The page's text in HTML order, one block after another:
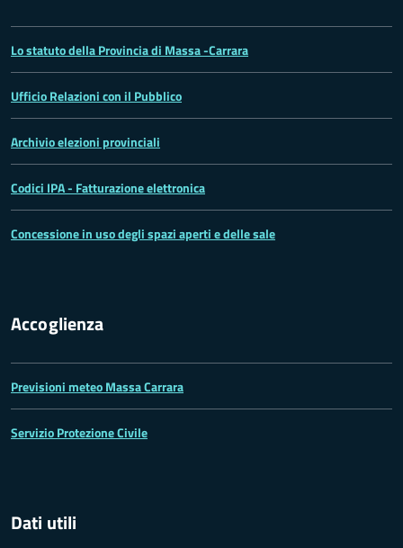
Lo statuto della Provincia di Massa -Carrara
Ufficio Relazioni con il Pubblico
Archivio elezioni provinciali
Codici IPA - Fatturazione elettronica
Concessione in uso degli spazi aperti e delle sale
Accoglienza
Previsioni meteo Massa Carrara
Servizio Protezione Civile
Dati utili